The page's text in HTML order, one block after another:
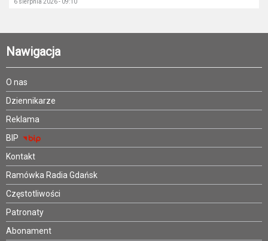
6 sierpnia 2026 - 09:10
Nawigacja
O nas
Dziennikarze
Reklama
BIP
Kontakt
Ramówka Radia Gdańsk
Częstotliwości
Patronaty
Abonament